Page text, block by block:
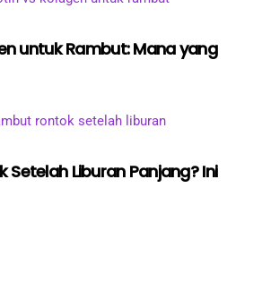
untuk Rambut: Mana yang
Setelah Liburan Panjang? Ini